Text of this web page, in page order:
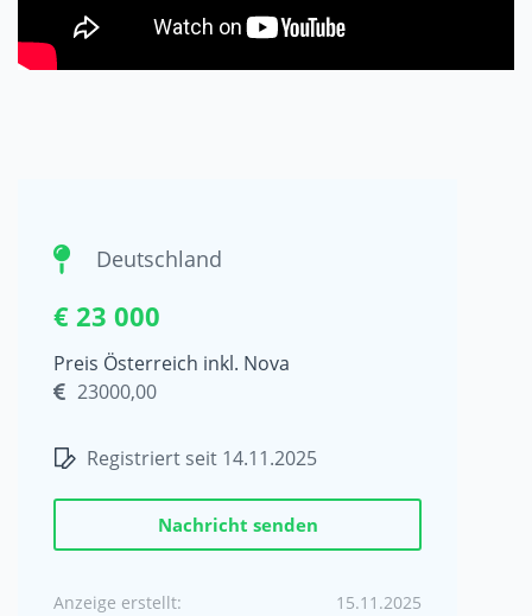
Deutschland
€ 23 000
Preis Österreich inkl. Nova
23000,00
Registriert seit 14.11.2025
Nachricht senden
Anzeige erstellt:
15.11.2025